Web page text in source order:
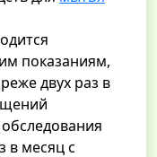
показаниям,
двух раз в
в месяц с